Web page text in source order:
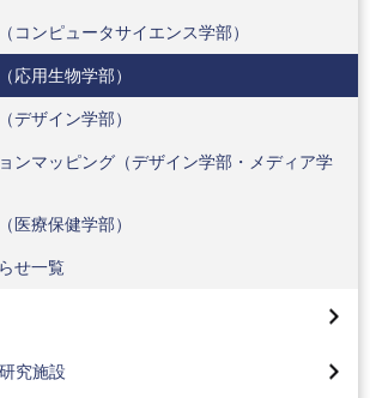
コンピュータサイエンス学部）
応用生物学部）
デザイン学部）
ンマッピング（デザイン学部・メディア学
医療保健学部）
せ一覧
BLOG
究施設
合材料センター